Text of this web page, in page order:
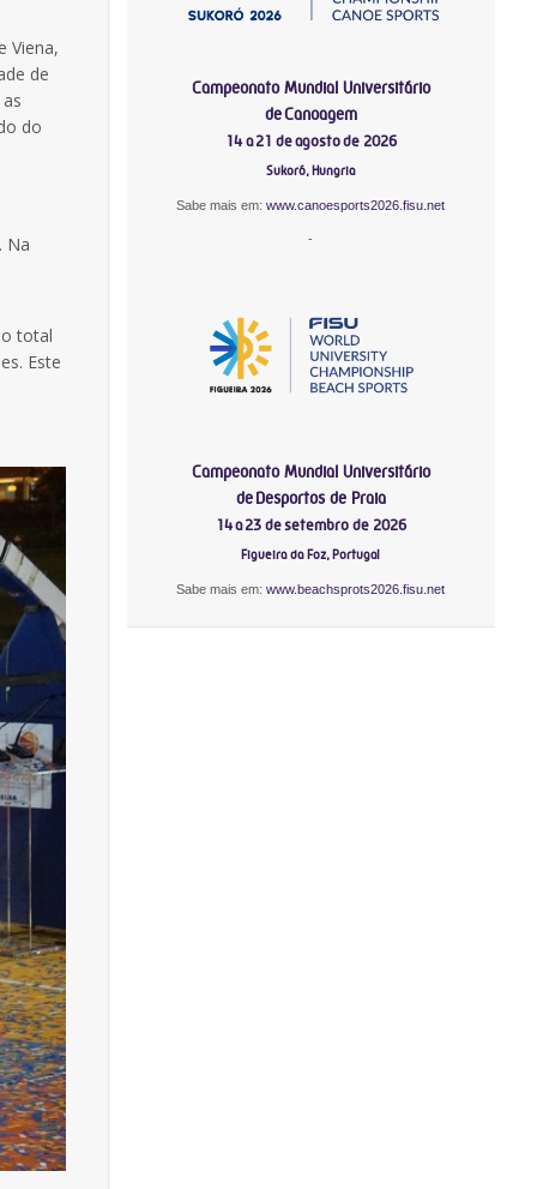
Viena,
de
do
Na
total
Este
Campeonato Mundial Universitário
de Canoagem
14 a 21 de agosto de 2026
Sukoró, Hungria
Sabe mais em:www.canoesports2026.fisu.net
-
Campeonato Mundial Universitário
de Desportos de Praia
14 a 23 de setembro de 2026
Figueira da Foz, Portugal
Sabe mais em:www.beachsprots2026.fisu.net